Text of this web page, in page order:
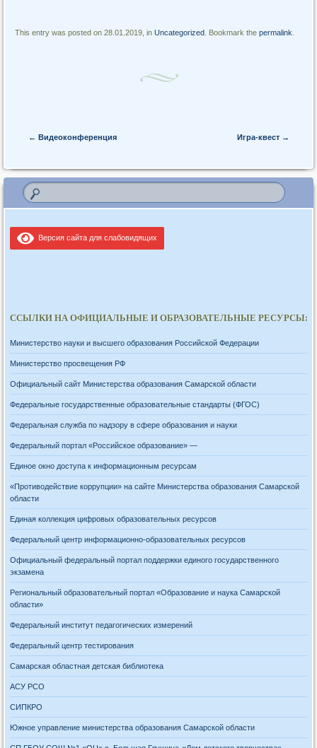
This entry was posted on 28.01.2019, inUncategorized . Bookmark thepermalink
Post navigation
← Видеоконференция Игра-квест →
Версия сайта для слабовидящих
ССЫЛКИ НА ОФИЦИАЛЬНЫЕ И ОБРАЗОВАТЕЛЬНЫЕ РЕСУРСЫ:
Министерство науки и высшего образования Российской Федерации
Министерство просвещения РФ
Официальный сайт Министерства образования Самарской области
Федеральные государственные образовательные стандарты (ФГОС)
Федеральная служба по надзору в сфере образования и науки
Федеральный портал «Российское образование» —
Единое окно доступа к информационным ресурсам
«Противодействие коррупции» на сайте Министерства образования Самарской
области
Единая коллекция цифровых образовательных ресурсов
Федеральный центр информационно-образовательных ресурсов
Официальный федеральный портал поддержки единого государственного
экзамена
Региональный образовательный портал «Образование и наука Самарской
области»
Федеральный институт педагогических измерений
Федеральный центр тестирования
Самарская областная детская библиотека
АСУ РСО
СИПКРО
Южное управление министерства образования Самарской области